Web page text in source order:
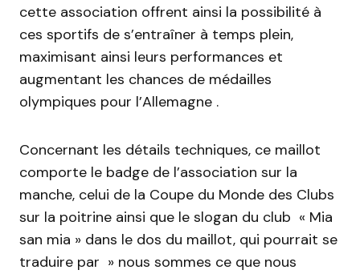
cette association offrent ainsi la possibilité à
ces sportifs de s’entraîner à temps plein,
maximisant ainsi leurs performances et
augmentant les chances de médailles
olympiques pour l’Allemagne .
Concernant les détails techniques, ce maillot
comporte le badge de l’association sur la
manche, celui de la Coupe du Monde des Clubs
sur la poitrine ainsi que le slogan du club « Mia
san mia » dans le dos du maillot, qui pourrait se
traduire par » nous sommes ce que nous